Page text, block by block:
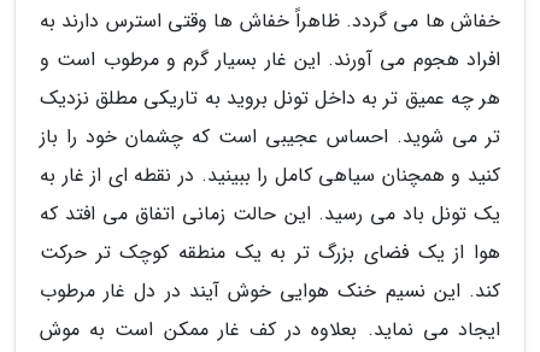
خفاش ها می گردد. ظاهراً خفاش ها وقتی استرس دارند به
افراد هجوم می آورند. این غار بسیار گرم و مرطوب است و
هر چه عمیق تر به داخل تونل بروید به تاریکی مطلق نزدیک
تر می شوید. احساس عجیبی است که چشمان خود را باز
کنید و همچنان سیاهی کامل را ببینید. در نقطه ای از غار به
یک تونل باد می رسید. این حالت زمانی اتفاق می افتد که
هوا از یک فضای بزرگ تر به یک منطقه کوچک تر حرکت
کند. این نسیم خنک هوایی خوش آیند در دل غار مرطوب
ایجاد می نماید. بعلاوه در کف غار ممکن است به موش